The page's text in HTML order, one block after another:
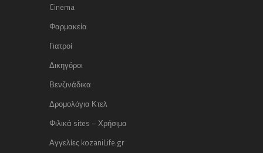
Cinema
Φαρμακεία
Γιατροί
Δικηγόροι
Βενζινάδικα
Δρομολόγια Κτελ
Φιλικά sites – Χρήσιμα
Αγγελίες kozaniLife.gr